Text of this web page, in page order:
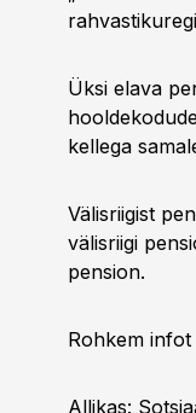
Üksi elava
kellega
Välisriigist
välisriigi
pension.
Rohkem
Allikas: